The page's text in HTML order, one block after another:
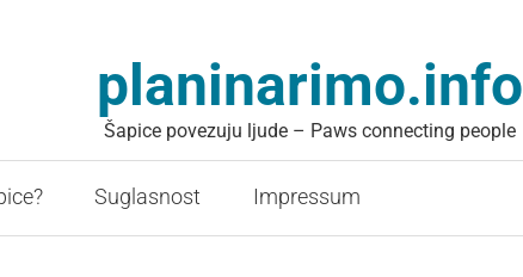
planinarimo.info
Šapice povezuju ljude – Paws connecting people
Suglasnost Impressum